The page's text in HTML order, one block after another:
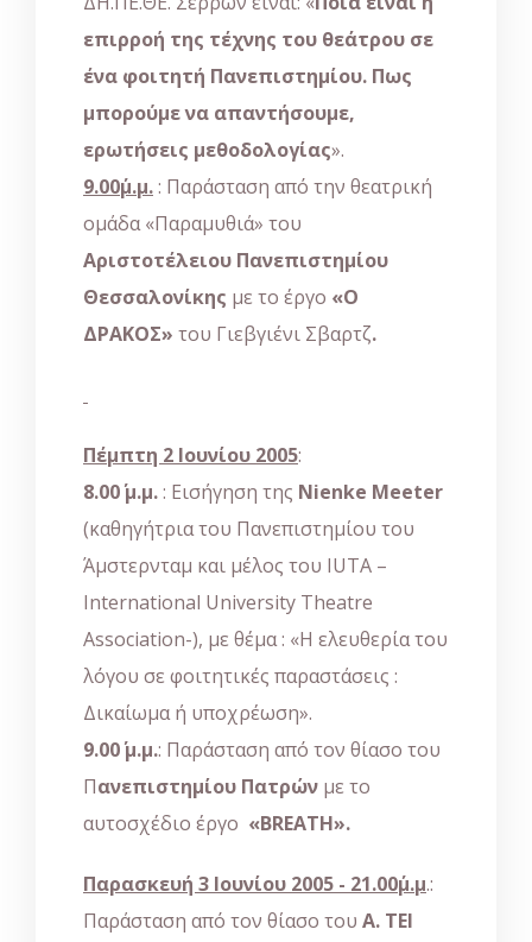
επιρροή της τέχνης του θεάτρου σε
ένα φοιτητή Πανεπιστημίου. Πως
μπορούμε να απαντήσουμε,
ερωτήσεις μεθοδολογίας».
9.00΄μ.μ.: Παράσταση από την θεατρική
ομάδα «Παραμυθιά» του
Αριστοτέλειου Πανεπιστημίου
Θεσσαλονίκης με το έργο «Ο
ΔΡΑΚΟΣ» του Γιεβγιένι Σβαρτζ.
Πέμπτη 2 Ιουνίου 2005:
8.00΄ μ.μ.: Eισήγηση της Nienke Meeter
(καθηγήτρια του Πανεπιστημίου του
Άμστερνταμ και μέλος του IUTA –
International University Theatre
Association-), με θέμα : «Η ελευθερία του
λόγου σε φοιτητικές παραστάσεις :
Δικαίωμα ή υποχρέωση».
9.00΄ μ.μ.: Παράσταση από τον θίασο του
Πανεπιστημίου Πατρών με το
αυτοσχέδιο έργο «BREATH».
Παρασκευή 3 Ιουνίου 2005 - 21.00΄μ.μ.:
Παράσταση από τον θίασο του Α. ΤΕΙ